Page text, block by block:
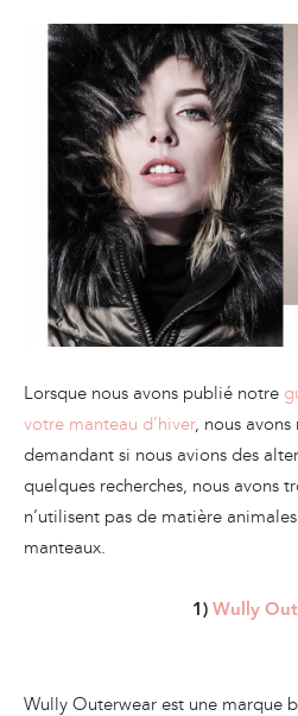
Lorsque nous avons publié notre
votre manteau d’hiver, nous
demandant si nous avions des
quelques recherches, nous avons
n’utilisent pas de matière
manteaux.
1) Wully
Wully Outerwear est une marque